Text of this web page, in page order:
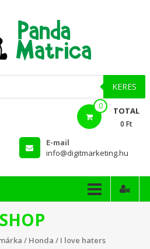
KERES
0 TOTAL
0 Ft
E-mail
info@digitmarketing.hu
SHOP
/ Honda / I love haters